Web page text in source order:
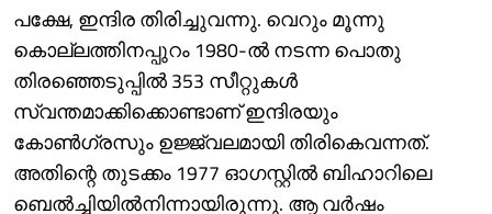
പക്ഷേ, ഇന്ദിര തിരിച്ചുവന്നു. വെറും മൂന്നു
കൊല്ലത്തിനപ്പുറം 1980-ൽ നടന്ന പൊതു
തിരഞ്ഞെടുപ്പിൽ 353 സീറ്റുകൾ
സ്വന്തമാക്കിക്കൊണ്ടാണ് ഇന്ദിരയും
കോൺഗ്രസും ഉജ്ജ്വലമായി തിരികെവന്നത്.
അതിന്റെ തുടക്കം 1977 ഓഗസ്റ്റിൽ ബിഹാറിലെ
ബെൽച്ചിയിൽനിന്നായിരുന്നു. ആ വർഷം